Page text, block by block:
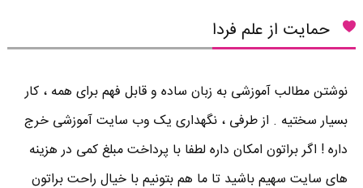
حمایت از علم فردا
نوشتن مطالب آموزشی به زبان ساده و قابل فهم برای همه ، کار
بسیار سختیه . از طرفی ، نگهداری یک وب سایت آموزشی خرج
داره ! اگر براتون امکان داره لطفا با پرداخت مبلغ کمی در هزینه
های سایت سهیم باشید تا ما هم بتونیم با خیال راحت براتون